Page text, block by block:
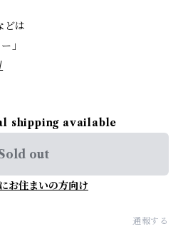
どは
」
shipping available
out
お住まいの方向け
通報する